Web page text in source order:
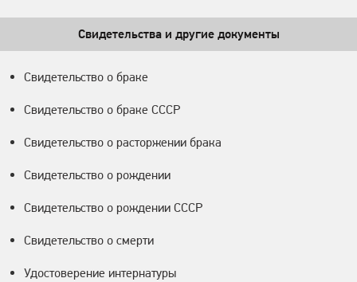
Свидетельства и другие документы
Свидетельство о браке
Свидетельство о браке СССР
Свидетельство о расторжении брака
Свидетельство о рождении
Свидетельство о рождении СССР
Свидетельство о смерти
Удостоверение интернатуры